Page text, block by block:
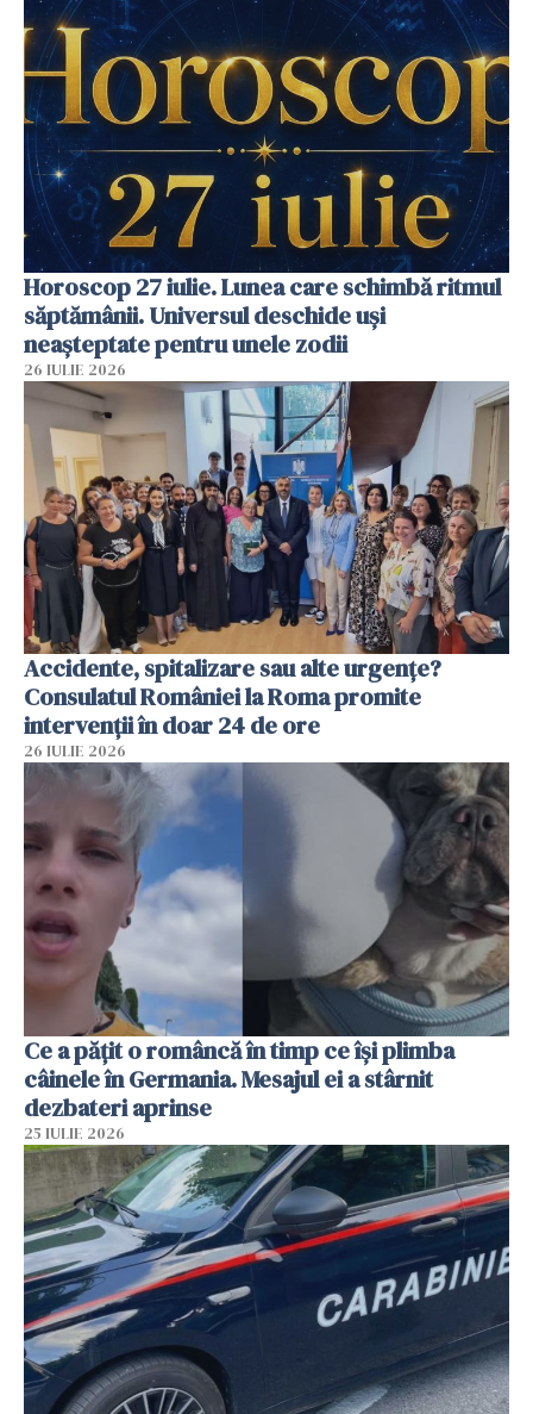
Horoscop 27 iulie. Lunea care schimbă ritmul
săptămânii. Universul deschide uși
neașteptate pentru unele zodii
26 IULIE 2026
Accidente, spitalizare sau alte urgențe?
Consulatul României la Roma promite
intervenții în doar 24 de ore
26 IULIE 2026
Ce a pățit o româncă în timp ce își plimba
câinele în Germania. Mesajul ei a stârnit
dezbateri aprinse
25 IULIE 2026